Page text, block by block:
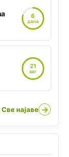
6
ДАНА
21
АВГ
Све најаве →